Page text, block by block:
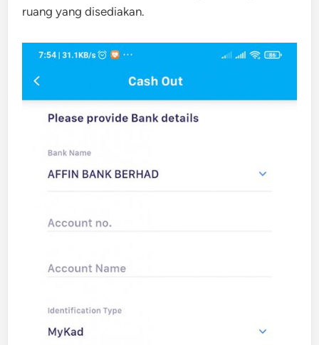
ruang yang disediakan.